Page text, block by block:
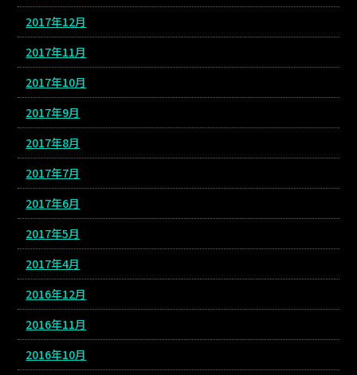
2017年12月
2017年11月
2017年10月
2017年9月
2017年8月
2017年7月
2017年6月
2017年5月
2017年4月
2016年12月
2016年11月
2016年10月